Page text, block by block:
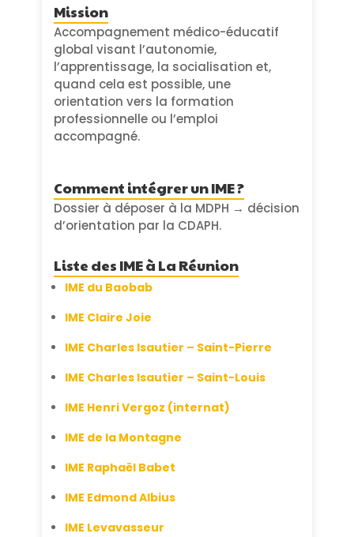
Mission
Accompagnement médico-éducatif
global visant l’autonomie,
l’apprentissage, la socialisation et,
quand cela est possible, une
orientation vers la formation
professionnelle ou l’emploi
accompagné.
Comment intégrer un IME ?
Dossier à déposer à la MDPH → décision
d’orientation par la CDAPH.
Liste des IME à La Réunion
IME du Baobab
IME Claire Joie
IME Charles Isautier – Saint-Pierre
IME Charles Isautier – Saint-Louis
IME Henri Vergoz (internat)
IME de la Montagne
IME Raphaël Babet
IME Edmond Albius
IME Levavasseur